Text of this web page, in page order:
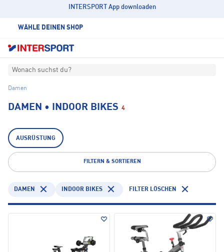
INTERSPORT App downloaden
WÄHLE DEINEN SHOP
Wonach suchst du?
Damen
DAMEN • INDOOR BIKES 4
AUSRÜSTUNG
FILTERN & SORTIEREN
DAMEN INDOOR BIKES FILTER LÖSCHEN